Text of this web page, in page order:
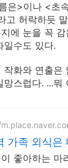
은>이나 <초
고 허락하듯
에 눈을 꼭
일수도 있다.
작화와 연출은
망스럽다. ...뭐
가족 외식은
좋아하는 마